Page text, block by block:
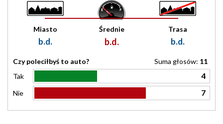
Miasto
b.d.
Średnie
b.d.
Trasa
b.d.
Czy poleciłbyś to auto? Suma głosów: 11
Tak
4
Nie 7